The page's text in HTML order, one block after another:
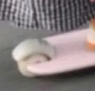
一行
· GitHu
/ Linu
/ Linu
主要载
数百万
的上下
历史的
约、业
百个文
传统的
北京一
的私活腾
部核心
技公司AI